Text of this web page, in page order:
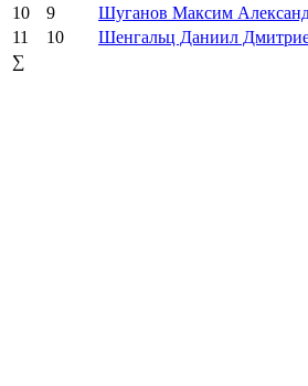
10
9 Шуганов Максим
11
10 Шенгальц Даниил
∑